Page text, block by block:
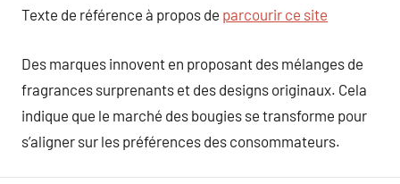
Texte de référence à propos de parcourir ce site
Des marques innovent en proposant des mélanges de
fragrances surprenants et des designs originaux. Cela
indique que le marché des bougies se transforme pour
s’aligner sur les préférences des consommateurs.